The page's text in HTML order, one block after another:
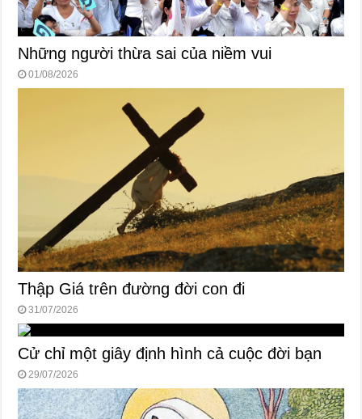
Những người thừa sai của niềm vui
01/08/2026
Thập Giá trên đường đời con đi
31/07/2026
Cử chỉ một giây định hình cả cuộc đời bạn
29/07/2026